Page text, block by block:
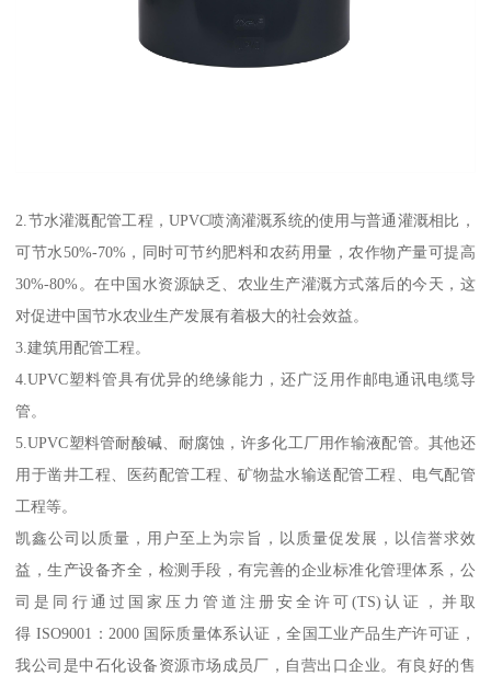
2.节水灌溉配管工程，UPVC喷滴灌溉系统的使用与普通灌溉相比，
可节水50%-70%，同时可节约肥料和农药用量，农作物产量可提高
30%-80%。在中国水资源缺乏、农业生产灌溉方式落后的今天，这
对促进中国节水农业生产发展有着极大的社会效益。
3.建筑用配管工程。
4.UPVC塑料管具有优异的绝缘能力，还广泛用作邮电通讯电缆导
管。
5.UPVC塑料管耐酸碱、耐腐蚀，许多化工厂用作输液配管。其他还
用于凿井工程、医药配管工程、矿物盐水输送配管工程、电气配管
工程等。
凯鑫公司以质量，用户至上为宗旨，以质量促发展，以信誉求效
益，生产设备齐全，检测手段，有完善的企业标准化管理体系，公
司是同行通过国家压力管道注册安全许可(TS)认证，并取
得 ISO9001：2000 国际质量体系认证，全国工业产品生产许可证，
我公司是中石化设备资源市场成员厂，自营出口企业。有良好的售